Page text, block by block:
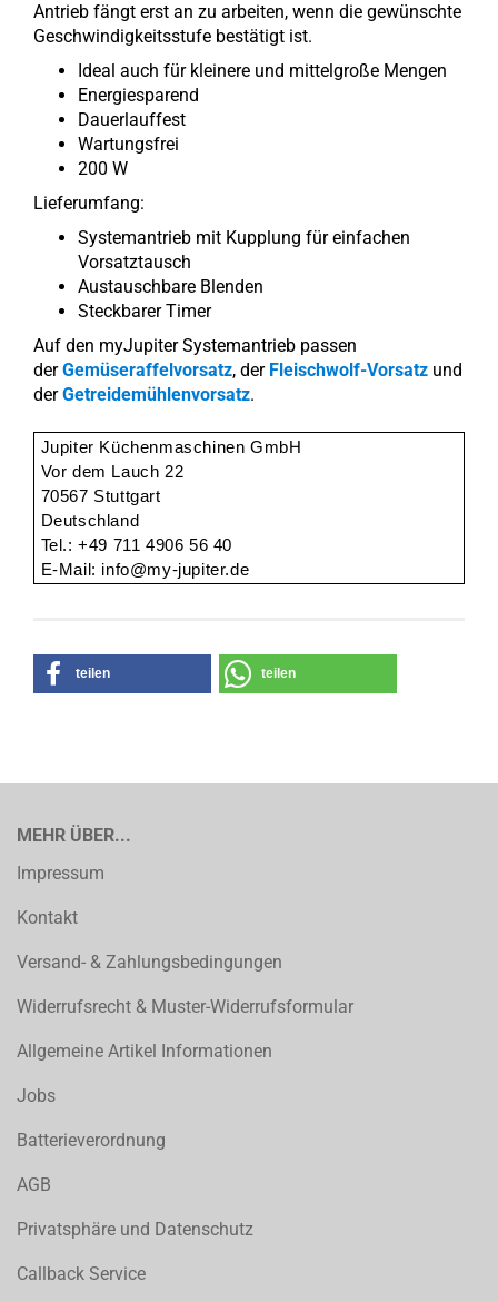
Antrieb fängt erst an zu arbeiten, wenn die gewünschte
Geschwindigkeitsstufe bestätigt ist.
Ideal auch für kleinere und mittelgroße Mengen
Energiesparend
Dauerlauffest
Wartungsfrei
200 W
Lieferumfang:
Systemantrieb mit Kupplung für einfachen
Vorsatztausch
Austauschbare Blenden
Steckbarer Timer
Auf den myJupiter Systemantrieb passen
derGemüseraffelvorsatz, der Fleischwolf-Vorsatz und
derGetreidemühlenvorsatz.
Jupiter Küchenmaschinen GmbH
Vor dem Lauch 22
70567 Stuttgart
Deutschland
Tel.: +49 711 4906 56 40
E-Mail: info@my-jupiter.de
teilen teilen
MEHR ÜBER...
Impressum
Kontakt
Versand- & Zahlungsbedingungen
Widerrufsrecht & Muster-Widerrufsformular
Allgemeine Artikel Informationen
Jobs
Batterieverordnung
AGB
Privatsphäre und Datenschutz
Callback Service